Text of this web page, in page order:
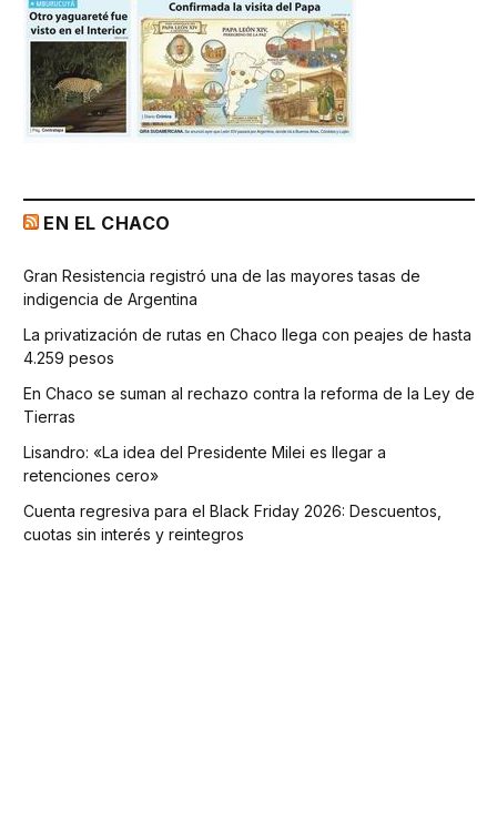
EN EL CHACO
Gran Resistencia registró una de las mayores tasas de
indigencia de Argentina
La privatización de rutas en Chaco llega con peajes de hasta
4.259 pesos
En Chaco se suman al rechazo contra la reforma de la Ley de
Tierras
Lisandro: «La idea del Presidente Milei es llegar a
retenciones cero»
Cuenta regresiva para el Black Friday 2026: Descuentos,
cuotas sin interés y reintegros